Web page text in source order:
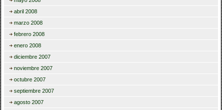
abril 2008
marzo 2008
febrero 2008
enero 2008
diciembre 2007
noviembre 2007
octubre 2007
septiembre 2007
agosto 2007